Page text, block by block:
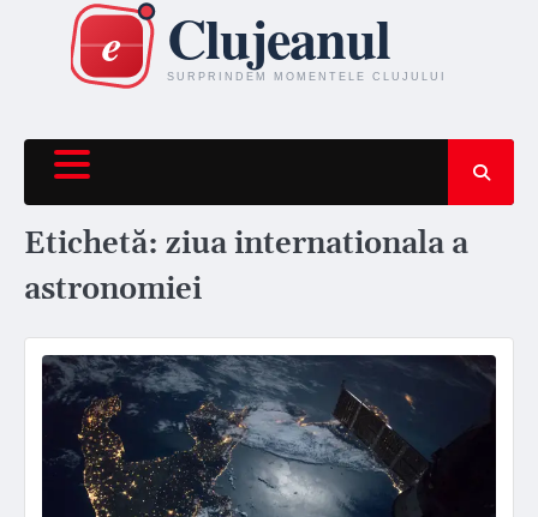
content
Etichetă: ziua internationala a
astronomiei